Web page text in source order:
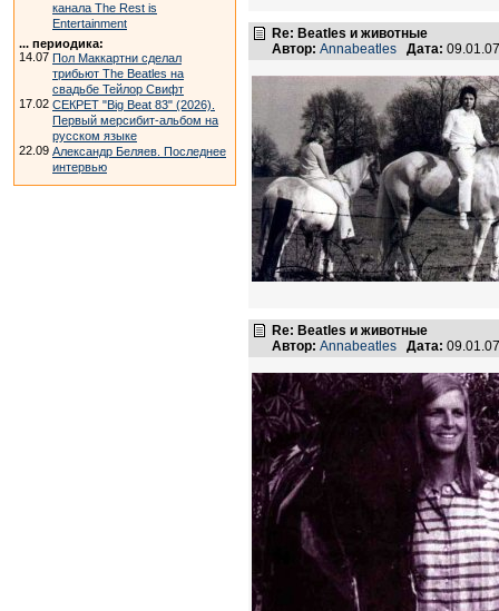
канала The Rest is
Entertainment
... периодика:
14.07 Пол Маккартни сделал
трибьют The Beatles на
свадьбе Тейлор Свифт
17.02 СЕКРЕТ "Big Beat 83" (2026).
Первый мерсибит-альбом на
русском языке
22.09 Александр Беляев. Последнее
интервью
Re: Beatles и животные
Автор: Annabeatles Дата:
Re: Beatles и животные
Автор: Annabeatles Дата: